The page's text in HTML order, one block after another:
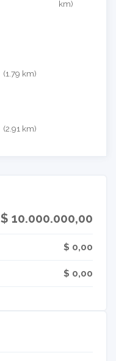
km)
(1.79 km)
(2.91 km)
$ 10.000.000,00
$ 0,00
$ 0,00